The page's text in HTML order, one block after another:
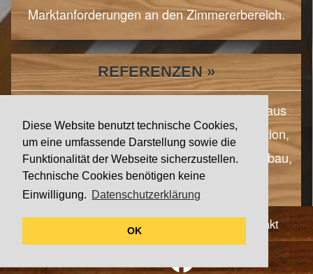
Diese Website benutzt technische Cookies,
um eine umfassende Darstellung sowie die
Funktionalität der Webseite sicherzustellen.
Technische Cookies benötigen keine
Einwilligung. Datenschutzerklärung
OK
Marktanforderungen an den Zimmererbereich.
REFERENZEN »
Besondere Bauvorhaben der letzten Jahre aus
den Bereichen Zimmererarbeiten, Restauration,
Sanierung/Rekonstruktion, Neubau, Trockenbau,
Dachdeckerarbeiten, Einblasdämmung
Impressum Kontakt